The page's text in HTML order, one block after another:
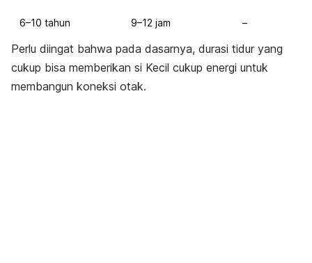
6–10 tahun 9–12 jam –
Perlu diingat bahwa pada dasarnya, durasi tidur yang
cukup bisa memberikan si Kecil cukup energi untuk
membangun koneksi otak.